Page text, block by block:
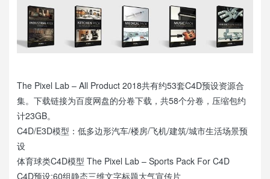
The Pixel Lab – All Product 2018共有约53套C4D预设资源合
集。下载链接为百度网盘的分卷下载，共58个分卷，压缩包约
计23GB。
C4D/E3D模型：低多边形汽车/楼房/飞机/建筑/城市生活场景预
设
体育球类C4D模型 The Pixel Lab – Sports Pack For C4D
C4D预设:60组静态三维文字标题大气宣传片